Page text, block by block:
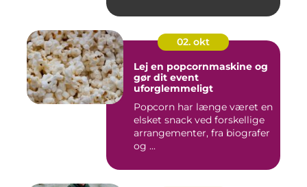
02. okt
Lej en popcornmaskine og
gør dit event
uforglemmeligt
Popcorn har længe været en
elsket snack ved forskellige
arrangementer, fra biografer
og ...